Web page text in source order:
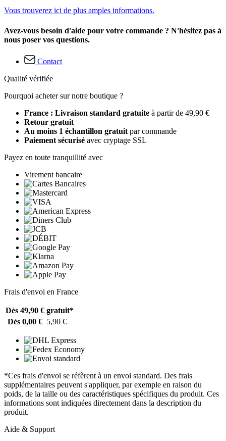
Vous trouverez ici de plus amples informations.
Avez-vous besoin d'aide pour votre commande ? N'hésitez pas à
nous poser vos questions.
Contact
Qualité vérifiée
Pourquoi acheter sur notre boutique ?
France : Livraison standard gratuite à partir de 49,90 €
Retour gratuit
Au moins 1 échantillon gratuit par commande
Paiement sécurisé avec cryptage SSL
Payez en toute tranquillité avec
Virement bancaire
Frais d'envoi en France
Dès 49,90 € gratuit*
Dès 0,00 € 5,90 €
*Ces frais d'envoi se réfèrent à un envoi standard. Des frais
supplémentaires peuvent s'appliquer, par exemple en raison du
poids, de la taille ou des caractéristiques spécifiques du produit. Ces
informations sont indiquées directement dans la description du
produit.
Aide & Support